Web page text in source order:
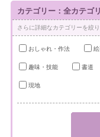
カテゴリー：全カテゴ
さらに詳細なカテゴリーを絞
おしゃれ・作法
趣味・技能 書道
現地